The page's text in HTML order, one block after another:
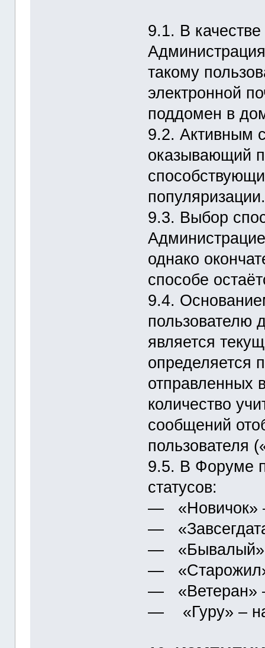
9.1. В
такому
электронной
поддомен в
9.2. Активным
оказывающий
9.3. Выбор
однако
способе
9.4.
пользователю
является
определяется
отправленных
количество
сообщений
пользователя
9.5. В Форуме
статусов:
― «Новичок»
―
― «Бывалый»
― «Старожил»
― «Ветеран»
― «Гуру» –